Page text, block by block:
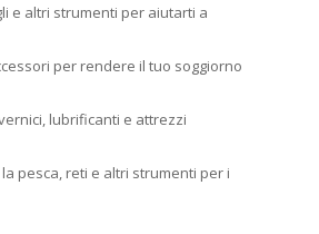
e altri strumenti per aiutarti a
per rendere il tuo soggiorno
lubrificanti e attrezzi
pesca, reti e altri strumenti per i